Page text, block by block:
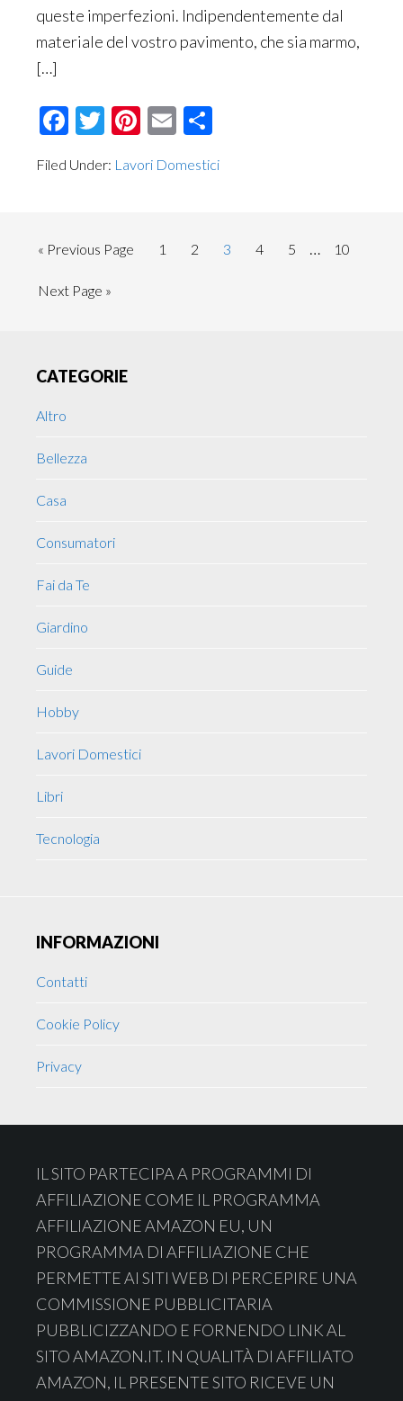
queste imperfezioni. Indipendentemente dal
materiale del vostro pavimento, che sia marmo,
[…]
Facebook
Twitter
Pinterest
Email
Filed Under: Lavori Domestici
« Go
Previous Page Page
1 Page
2 Page
3 Page
4 Page
5
Interim
… Page
10
Go
Next Page »
Sidebar
CATEGORIE
Altro
Bellezza
Casa
Consumatori
Fai da Te
Giardino
Guide
Hobby
Lavori Domestici
Libri
Tecnologia
INFORMAZIONI
Contatti
Cookie Policy
Privacy
IL SITO PARTECIPA A PROGRAMMI DI
AFFILIAZIONE COME IL PROGRAMMA
AFFILIAZIONE AMAZON EU, UN
PROGRAMMA DI AFFILIAZIONE CHE
PERMETTE AI SITI WEB DI PERCEPIRE UNA
COMMISSIONE PUBBLICITARIA
PUBBLICIZZANDO E FORNENDO LINK AL
SITO AMAZON.IT. IN QUALITÀ DI AFFILIATO
AMAZON, IL PRESENTE SITO RICEVE UN